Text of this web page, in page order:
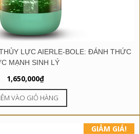
LỰC AIERLE-BOLE: ĐÁNH THỨC
MẠNH SINH LÝ
1,650,000₫
VÀO GIỎ HÀNG
GIẢM GIÁ!